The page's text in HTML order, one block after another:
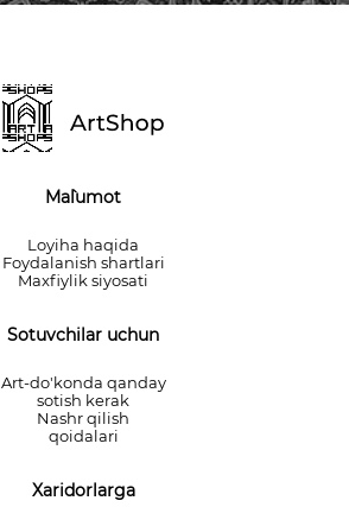
Ma`lumot
Loyiha haqida
Foydalanish shartlari
Maxfiylik siyosati
Sotuvchilar uchun
Art-do'konda qanday
sotish kerak
Nashr qilish
qoidalari
Xaridorlarga